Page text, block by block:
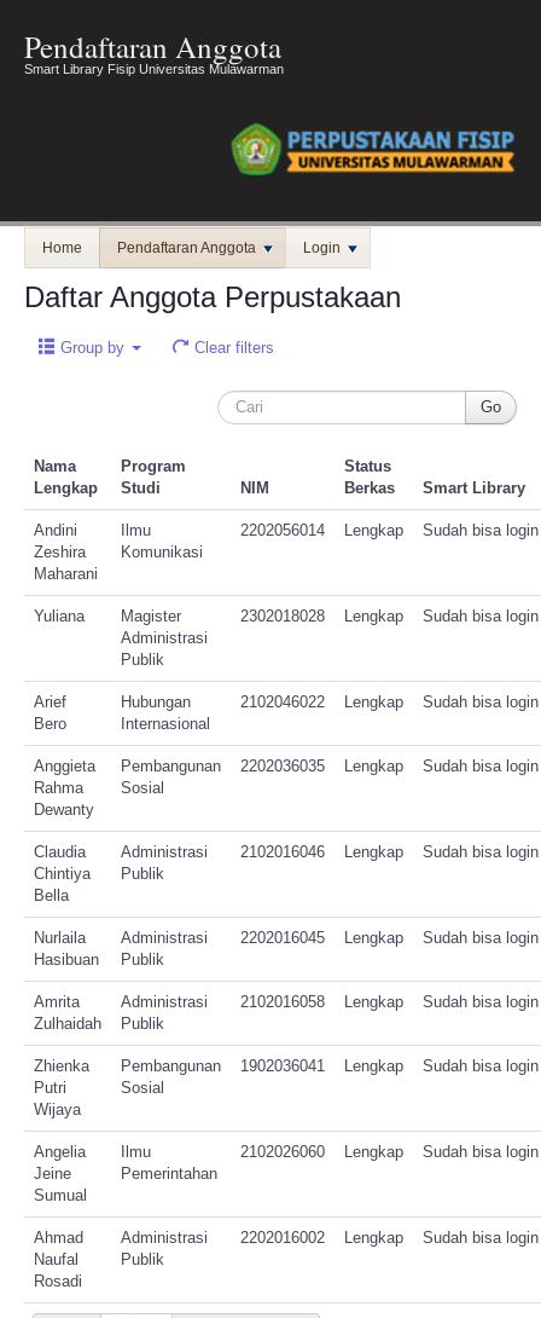
Pendaftaran Anggota
Smart Library Fisip Universitas Mulawarman
Home Pendaftaran Anggota Login
Daftar Anggota Perpustakaan
Group by Clear filters
Nama
Lengkap
Program
Studi
NIM
Status
Berkas
Smart Library
Andini
Zeshira
Maharani
Ilmu
Komunikasi
2202056014 Lengkap Sudah bisa login
Yuliana
Magister
Administrasi
Publik
2302018028 Lengkap Sudah bisa login
Arief
Bero
Hubungan
Internasional
2102046022 Lengkap Sudah bisa login
Anggieta
Rahma
Dewanty
Pembangunan
Sosial
2202036035 Lengkap Sudah bisa login
Claudia
Chintiya
Bella
Administrasi
Publik
2102016046 Lengkap Sudah bisa login
Nurlaila
Hasibuan
Administrasi
Publik
2202016045 Lengkap Sudah bisa login
Amrita
Zulhaidah
Administrasi
Publik
2102016058 Lengkap Sudah bisa login
Zhienka
Putri
Wijaya
Pembangunan
Sosial
1902036041 Lengkap Sudah bisa login
Angelia
Jeine
Sumual
Ilmu
Pemerintahan
2102026060 Lengkap Sudah bisa login
Ahmad
Naufal
Rosadi
Administrasi
Publik
2202016002 Lengkap Sudah bisa login